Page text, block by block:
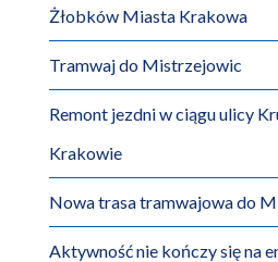
Żłobków Miasta Krakowa
Tramwaj do Mistrzejowic
Remont jezdni w ciągu ulicy
Krakowie
Nowa trasa tramwajowa do
Aktywność nie kończy się na